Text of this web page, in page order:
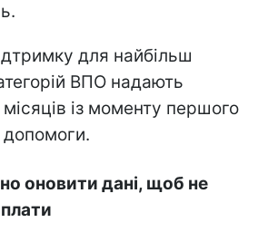
для найбільш
ВПО надають
із моменту першого
оновити дані, щоб не